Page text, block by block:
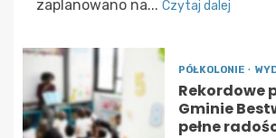
zaplanowano na... Czytaj dalej
PÓŁKOLONIE
Rekordowe
Gminie
pełne